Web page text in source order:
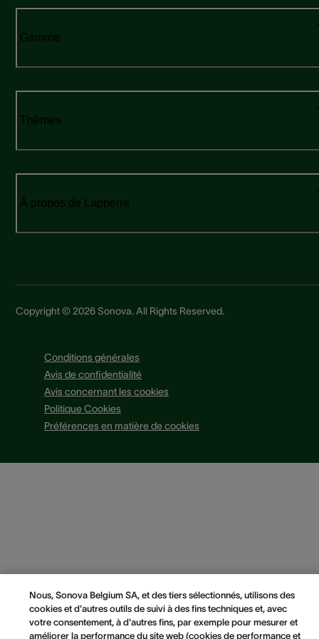
Gamme
Thèmes
À propos de Lapperre
Copyright © 2026 Sonova. All Rights Reserved.
Conditions générales
Avis de confidentialité
Avis concernant les cookies
Politique Cookies
Préférences en matière de cookies
Nous, Sonova Belgium SA, et des tiers sélectionnés, utilisons des
cookies et d'autres outils de suivi à des fins techniques et, avec
votre consentement, à d'autres fins, par exemple pour mesurer et
améliorer la performance du site web (cookies de performance et